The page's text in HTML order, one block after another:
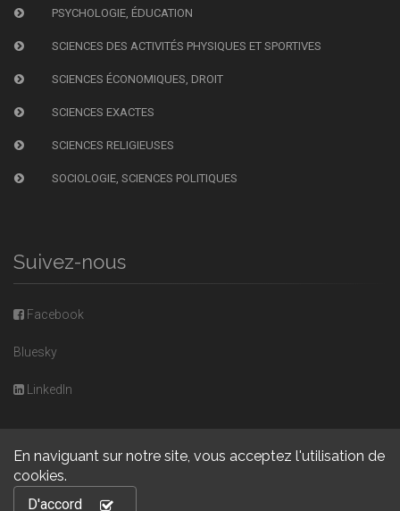
En naviguant sur notre site, vous acceptez l'utilisation de
cookies.
D'accord
PSYCHOLOGIE, ÉDUCATION
SCIENCES DES ACTIVITÉS PHYSIQUES ET SPORTIVES
SCIENCES ÉCONOMIQUES, DROIT
SCIENCES EXACTES
SCIENCES RELIGIEUSES
SOCIOLOGIE, SCIENCES POLITIQUES
Suivez-nous
Facebook
Bluesky
LinkedIn